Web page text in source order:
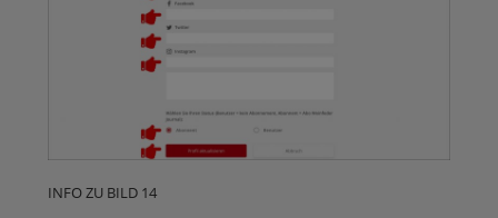
INFO ZU BILD 14